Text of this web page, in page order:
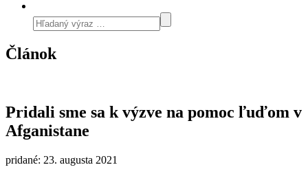
Článok
Pridali sme sa k výzve na pomoc ľuďom v
Afganistane
pridané: 23. augusta 2021